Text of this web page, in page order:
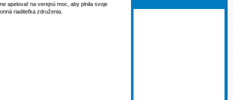
apelovať na verejnú moc, aby plnila svoje
riaditeľka združenia.